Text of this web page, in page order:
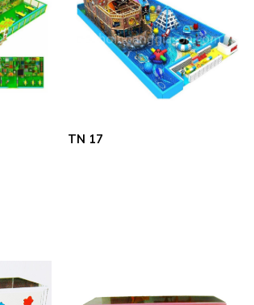
TN 17